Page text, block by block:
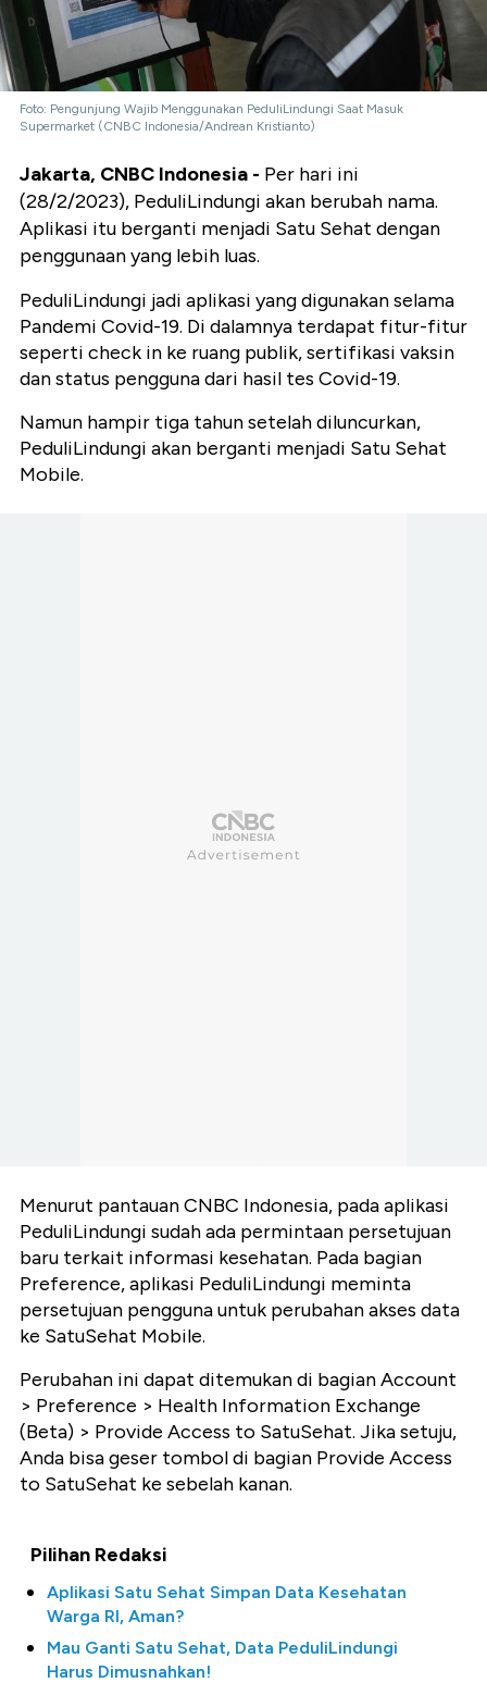
Foto: Pengunjung Wajib Menggunakan PeduliLindungi Saat Masuk
Supermarket (CNBC Indonesia/Andrean Kristianto)
Jakarta, CNBC Indonesia - Per hari ini
(28/2/2023), PeduliLindungi akan berubah nama.
Aplikasi itu berganti menjadi Satu Sehat dengan
penggunaan yang lebih luas.
PeduliLindungi jadi aplikasi yang digunakan selama
Pandemi Covid-19. Di dalamnya terdapat fitur-fitur
seperti check in ke ruang publik, sertifikasi vaksin
dan status pengguna dari hasil tes Covid-19.
Namun hampir tiga tahun setelah diluncurkan,
PeduliLindungi akan berganti menjadi Satu Sehat
Mobile.
Menurut pantauan CNBC Indonesia, pada aplikasi
PeduliLindungi sudah ada permintaan persetujuan
baru terkait informasi kesehatan. Pada bagian
Preference, aplikasi PeduliLindungi meminta
persetujuan pengguna untuk perubahan akses data
ke SatuSehat Mobile.
Perubahan ini dapat ditemukan di bagian Account
> Preference > Health Information Exchange
(Beta) > Provide Access to SatuSehat. Jika setuju,
Anda bisa geser tombol di bagian Provide Access
to SatuSehat ke sebelah kanan.
Pilihan Redaksi
Aplikasi Satu Sehat Simpan Data Kesehatan
Warga RI, Aman?
Mau Ganti Satu Sehat, Data PeduliLindungi
Harus Dimusnahkan!